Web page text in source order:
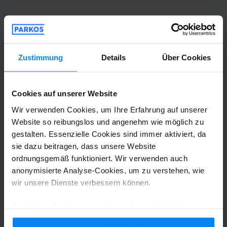
Zustimmung Details Über Cookies
Cookies auf unserer Website
Wir verwenden Cookies, um Ihre Erfahrung auf unserer
Website so reibungslos und angenehm wie möglich zu
gestalten. Essenzielle Cookies sind immer aktiviert, da
sie dazu beitragen, dass unsere Website
ordnungsgemäß funktioniert. Wir verwenden auch
anonymisierte Analyse-Cookies, um zu verstehen, wie
wir unsere Dienste verbessern können.
Verwendung von Cookies gemäß den Regeln in Ihrem
Martin Gehrmann 10
TipTop
Shuttle-Service (nicht überdacht) 31. Juli 2026
Philipp Kahnt